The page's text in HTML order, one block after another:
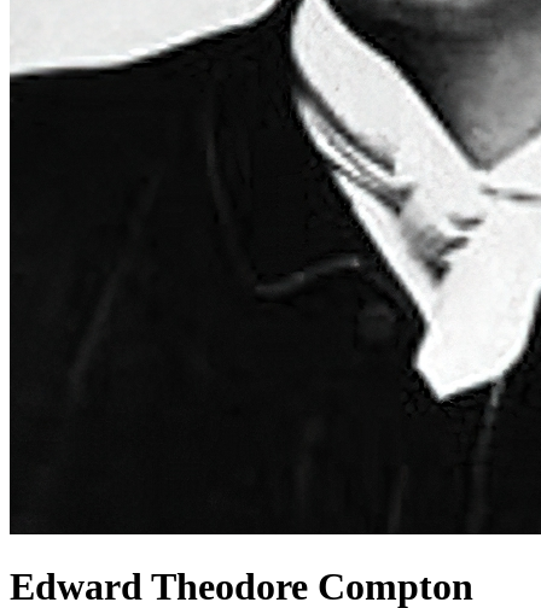
Edward Theodore Compton